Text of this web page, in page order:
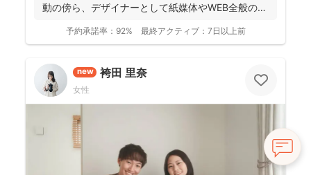
動の傍ら、デザイナーとして紙媒体やWEB全般のデ
予約承諾率： 92% 最終アクティブ： 7日以上前
new 袴田 里奈
女性